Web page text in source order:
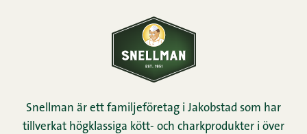
Snellman är ett familjeföretag i Jakobstad som har
tillverkat högklassiga kött- och charkprodukter i över